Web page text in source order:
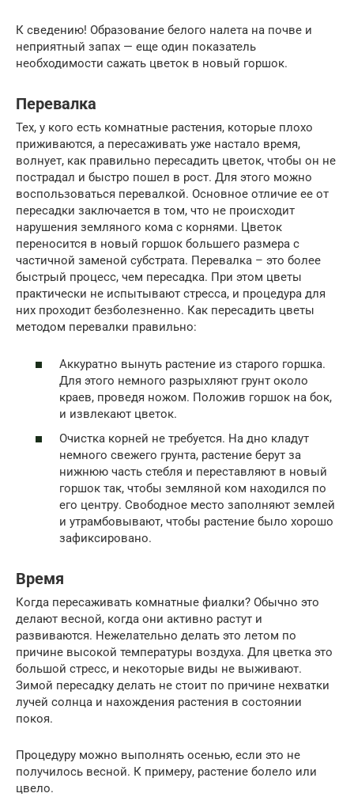
К сведению! Образование белого налета на почве и
неприятный запах — еще один показатель
необходимости сажать цветок в новый горшок.
Перевалка
Тех, у кого есть комнатные растения, которые плохо
приживаются, а пересаживать уже настало время,
волнует, как правильно пересадить цветок, чтобы он не
пострадал и быстро пошел в рост. Для этого можно
воспользоваться перевалкой. Основное отличие ее от
пересадки заключается в том, что не происходит
нарушения земляного кома с корнями. Цветок
переносится в новый горшок большего размера с
частичной заменой субстрата. Перевалка – это более
быстрый процесс, чем пересадка. При этом цветы
практически не испытывают стресса, и процедура для
них проходит безболезненно. Как пересадить цветы
методом перевалки правильно:
Аккуратно вынуть растение из старого горшка.
Для этого немного разрыхляют грунт около
краев, проведя ножом. Положив горшок на бок,
и извлекают цветок.
Очистка корней не требуется. На дно кладут
немного свежего грунта, растение берут за
нижнюю часть стебля и переставляют в новый
горшок так, чтобы земляной ком находился по
его центру. Свободное место заполняют землей
и утрамбовывают, чтобы растение было хорошо
зафиксировано.
Время
Когда пересаживать комнатные фиалки? Обычно это
делают весной, когда они активно растут и
развиваются. Нежелательно делать это летом по
причине высокой температуры воздуха. Для цветка это
большой стресс, и некоторые виды не выживают.
Зимой пересадку делать не стоит по причине нехватки
лучей солнца и нахождения растения в состоянии
покоя.
Процедуру можно выполнять осенью, если это не
получилось весной. К примеру, растение болело или
цвело.